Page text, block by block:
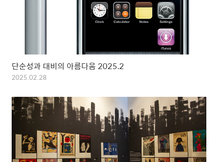
단순성과 대비의 아름다움 2025.2
2025.02.28